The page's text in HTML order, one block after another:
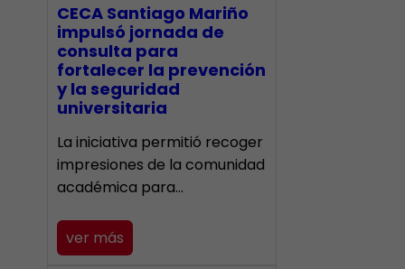
CECA Santiago Mariño
impulsó jornada de
consulta para
fortalecer la prevención
y la seguridad
universitaria
La iniciativa permitió recoger
impresiones de la comunidad
académica para…
ver más